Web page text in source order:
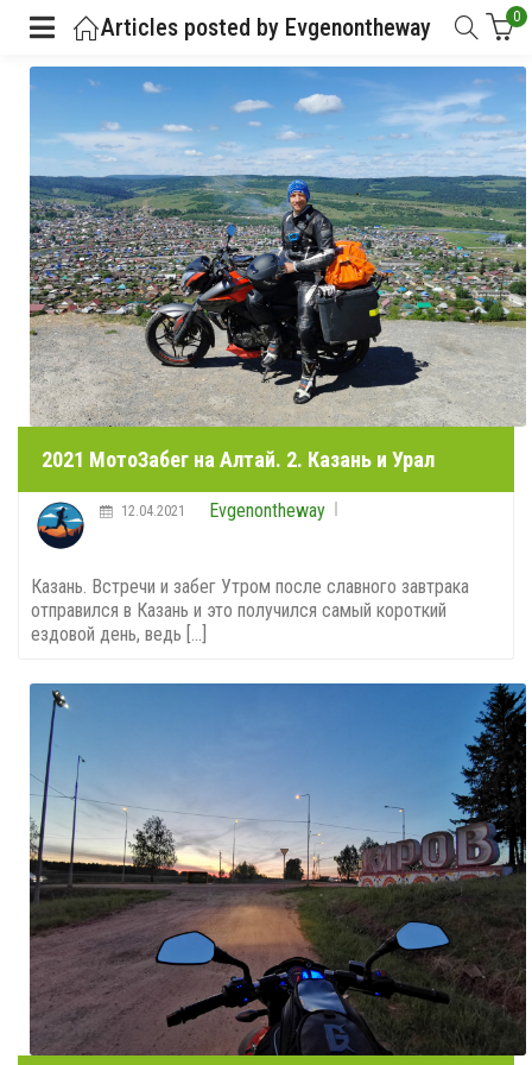
Articles posted by Evgenontheway 0
2021 МотоЗабег на Алтай. 2. Казань и Урал
Evgenontheway
12.04.2021
Казань. Встречи и забег Утром после славного завтрака
отправился в Казань и это получился самый короткий
ездовой день, ведь [...]